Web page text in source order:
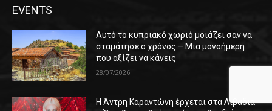
EVENTS
Αυτό το κυπριακό χωριό μοιάζει σαν να
σταμάτησε ο χρόνος – Μια μονοήμερη
που αξίζει να κάνεις
28/07/2026
Η Άντρη Καραντώνη έρχεται στα Λιβάδια